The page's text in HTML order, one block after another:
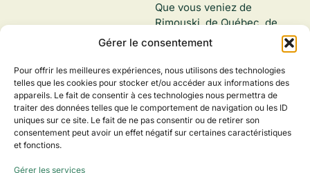
Gérer le consentement
Pour offrir les meilleures expériences, nous utilisons des technologies
telles que les cookies pour stocker et/ou accéder aux informations des
appareils. Le fait de consentir à ces technologies nous permettra de
traiter des données telles que le comportement de navigation ou les ID
uniques sur ce site. Le fait de ne pas consentir ou de retirer son
consentement peut avoir un effet négatif sur certaines caractéristiques
et fonctions.
Gérer les services
Que vous veniez de
Rimouski, de Québec, de
Montréal ou d’ailleurs, tous
nos visiteurs repartent avec
la ferme intention de revenir.
INSCRIVEZ‑VOUS À NOTRE INFOLETTRE